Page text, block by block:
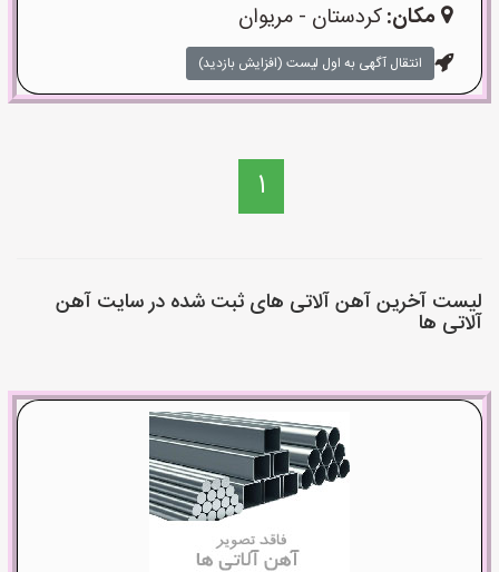
مکان:کردستان - مریوان
انتقال آگهی به اول لیست (افزایش بازدید)
1
لیست آخرین آهن آلاتی های ثبت شده در سایت آهن
آلاتی ها